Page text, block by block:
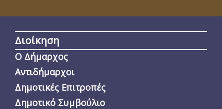
Διοίκηση
Ο Δήμαρχος
Αντιδήμαρχοι
Δημοτικές Επιτροπές
Δημοτικό Συμβούλιο